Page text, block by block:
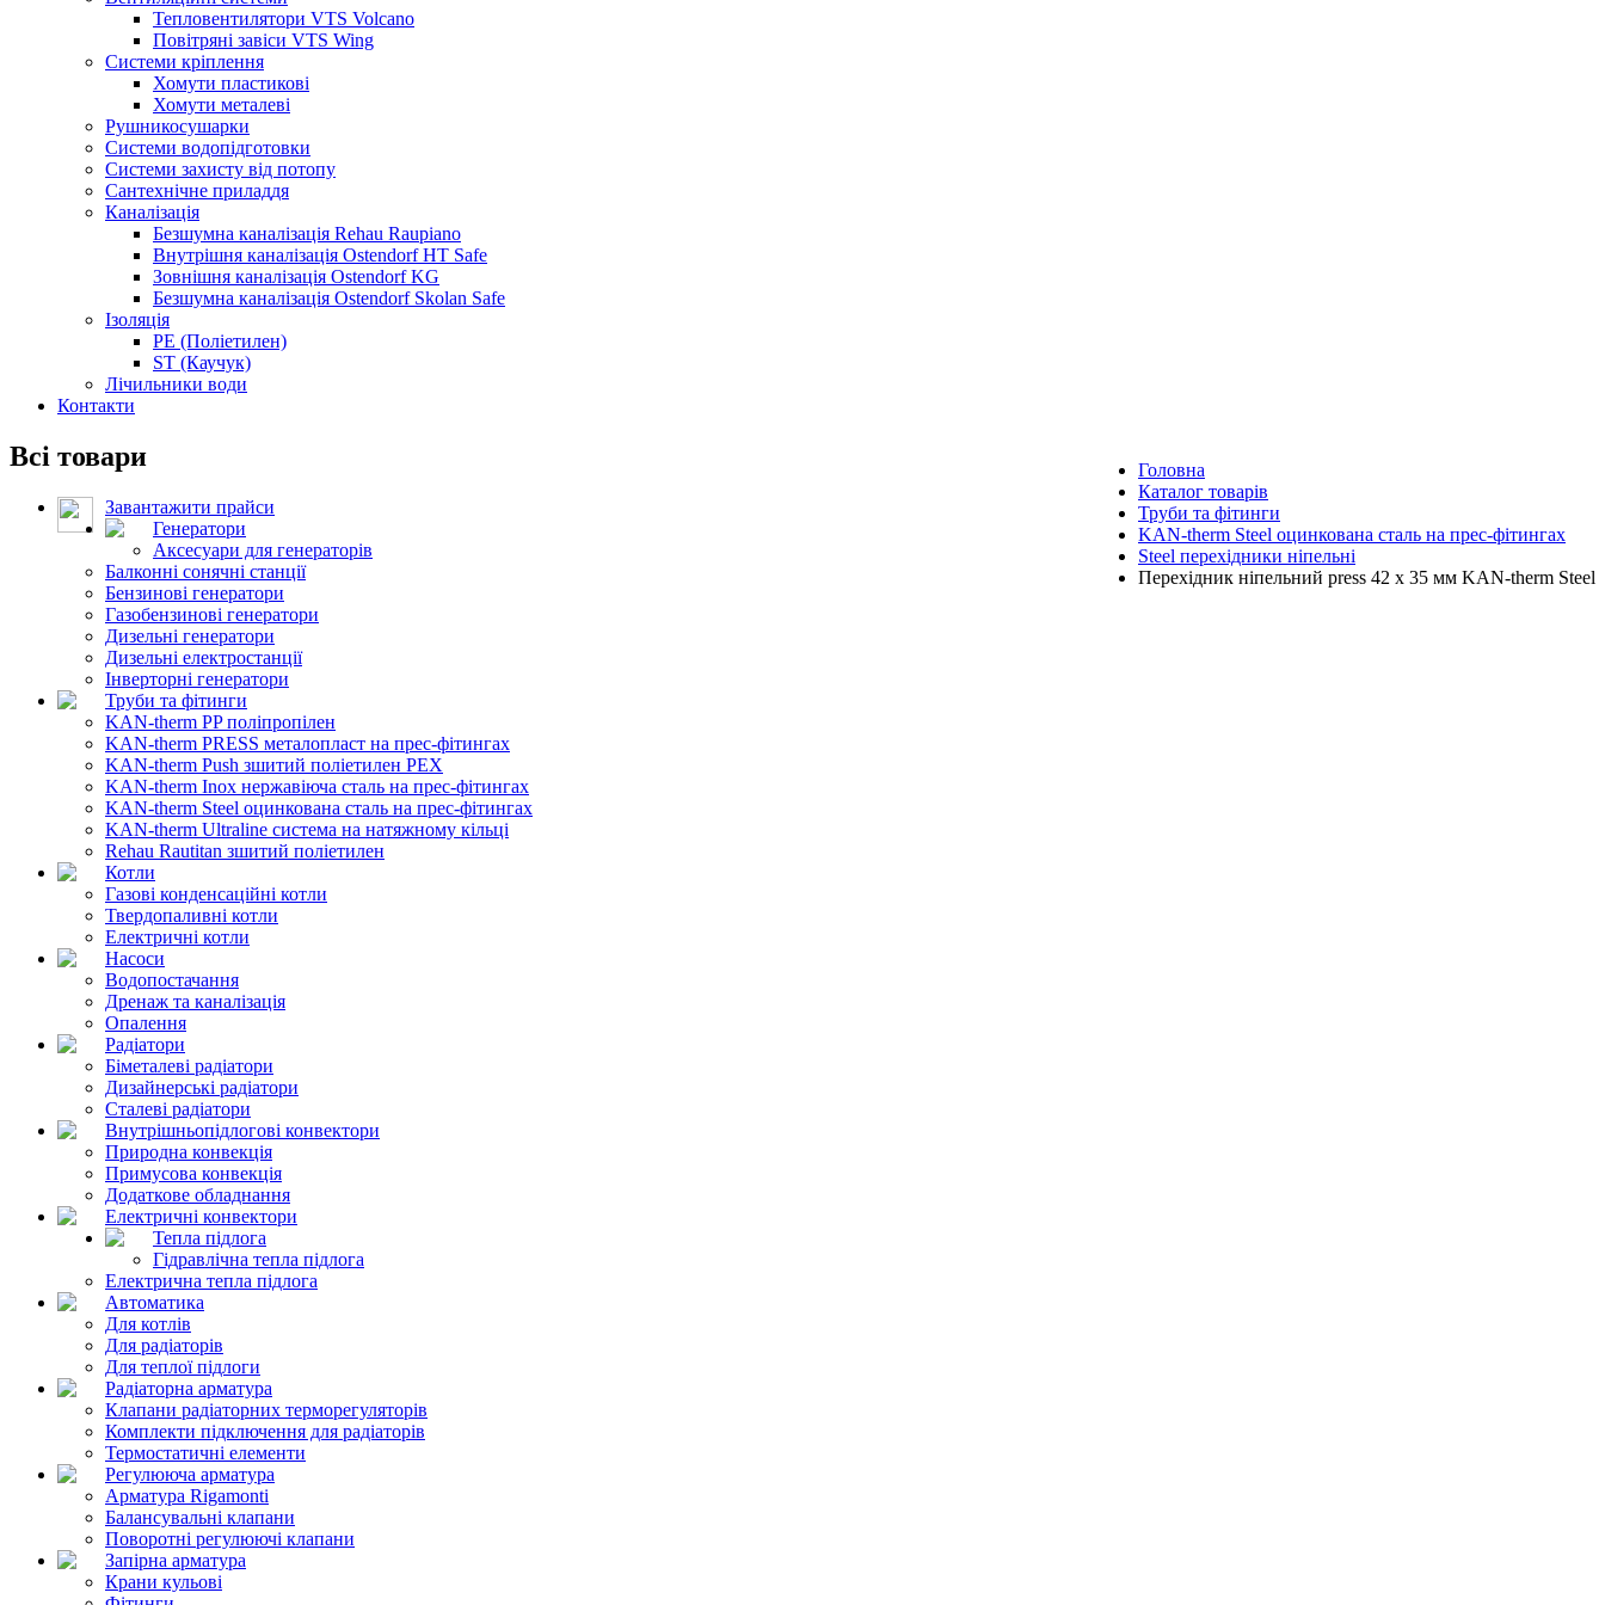
Тепловентилятори VTS Volcano
Повітряні завіси VTS Wing
Системи кріплення
Хомути пластикові
Хомути металеві
Рушникосушарки
Системи водопідготовки
Системи захисту від потопу
Сантехнічне приладдя
Каналізація
Безшумна каналізація Rehau Raupiano
Внутрішня каналізація Ostendorf HT Safe
Зовнішня каналізація Ostendorf KG
Безшумна каналізація Ostendorf Skolan Safe
Ізоляція
PE (Поліетилен)
ST (Каучук)
Лічильники води
Контакти
Головна
Каталог товарів
Труби та фітинги
KAN-therm Steel оцинкована сталь на прес-фітингах
Steel перехідники ніпельні
Перехідник ніпельний press 42 x 35 мм KAN-therm Steel
Всі товари
Завантажити прайси
Генератори
Аксесуари для генераторів
Балконні сонячні станції
Бензинові генератори
Газобензинові генератори
Дизельні генератори
Дизельні електростанції
Інверторні генератори
Труби та фітинги
KAN-therm PP поліпропілен
KAN-therm PRESS металопласт на прес-фітингах
KAN-therm Push зшитий поліетилен PEX
KAN-therm Inox нержавіюча сталь на прес-фітингах
KAN-therm Steel оцинкована сталь на прес-фітингах
KAN-therm Ultraline система на натяжному кільці
Rehau Rautitan зшитий поліетилен
Котли
Газові конденсаційні котли
Твердопаливні котли
Електричні котли
Насоси
Водопостачання
Дренаж та каналізація
Опалення
Радіатори
Біметалеві радіатори
Дизайнерські радіатори
Сталеві радіатори
Внутрішньопідлогові конвектори
Природна конвекція
Примусова конвекція
Додаткове обладнання
Електричні конвектори
Тепла підлога
Гідравлічна тепла підлога
Електрична тепла підлога
Автоматика
Для котлів
Для радіаторів
Для теплої підлоги
Радіаторна арматура
Клапани радіаторних терморегуляторів
Комплекти підключення для радіаторів
Термостатичні елементи
Регулююча арматура
Арматура Rigamonti
Балансувальні клапани
Поворотні регулюючі клапани
Запірна арматура
Крани кульові